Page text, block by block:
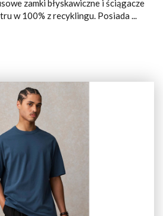
zamki błyskawiczne i ściągacze
w 100% z recyklingu. Posiada ...